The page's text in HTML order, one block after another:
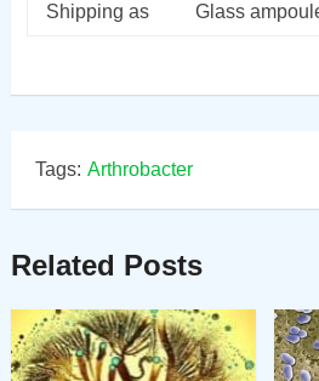
Shipping as Glass
Tags: Arthrobacter
Related Posts